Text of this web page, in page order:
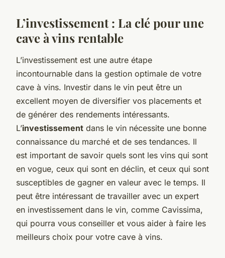
L’investissement : La clé pour une
cave à vins rentable
L’investissement est une autre étape
incontournable dans la gestion optimale de votre
cave à vins. Investir dans le vin peut être un
excellent moyen de diversifier vos placements et
de générer des rendements intéressants.
L’investissement dans le vin nécessite une bonne
connaissance du marché et de ses tendances. Il
est important de savoir quels sont les vins qui sont
en vogue, ceux qui sont en déclin, et ceux qui sont
susceptibles de gagner en valeur avec le temps. Il
peut être intéressant de travailler avec un expert
en investissement dans le vin, comme Cavissima,
qui pourra vous conseiller et vous aider à faire les
meilleurs choix pour votre cave à vins.